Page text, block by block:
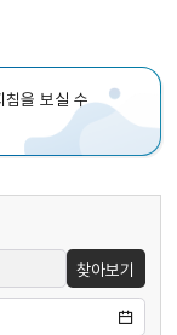
침을 보실 수
찾아보기